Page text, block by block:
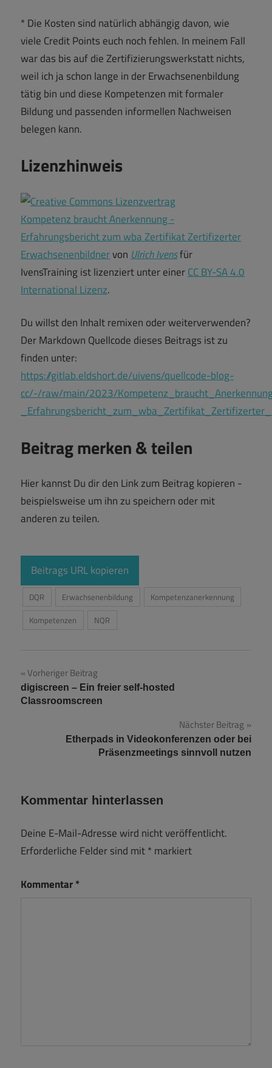
* Die Kosten sind natürlich abhängig davon, wie
viele Credit Points euch noch fehlen. In meinem Fall
war das bis auf die Zertifizierungswerkstatt nichts,
weil ich ja schon lange in der Erwachsenenbildung
tätig bin und diese Kompetenzen mit formaler
Bildung und passenden informellen Nachweisen
belegen kann.
Lizenzhinweis
Kompetenz braucht Anerkennung -
Erfahrungsbericht zum wba Zertifikat Zertifizerter
Erwachsenenbildnervon Ulrich Ivensfür
IvensTraining ist lizenziert unter einerCC BY-SA 4.0
International Lizenz.
Du willst den Inhalt remixen oder weiterverwenden?
Der Markdown Quellcode dieses Beitrags ist zu
finden unter:
https://gitlab.eldshort.de/uivens/quellcode-blog-
cc/-/raw/main/2023/
Beitrag merken & teilen
Hier kannst Du dir den Link zum Beitrag kopieren -
beispielsweise um ihn zu speichern oder mit
anderen zu teilen.
Beitrags URL kopieren
DQR Erwachsenenbildung
Kompetenzanerkennung
Kompetenzen
NQR
Beitragsnavigation
Vorheriger Beitrag
digiscreen – Ein freier self-hosted
Classroomscreen
Nächster Beitrag
Etherpads in Videokonferenzen oder bei
Präsenzmeetings sinnvoll nutzen
Kommentar hinterlassen
Deine E-Mail-Adresse wird nicht veröffentlicht.
Erforderliche Felder sind mit* markiert
Kommentar*